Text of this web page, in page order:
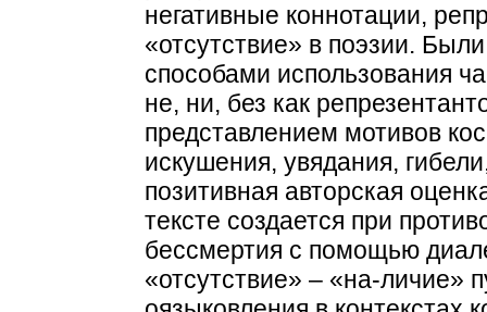
негативные коннотации,
«отсутствие» в поэзии.
способами использования
не, ни, без как
представлением мотивов
искушения, увядания,
позитивная авторская
тексте создается при
бессмертия с помощью
«отсутствие» – «на-личие»